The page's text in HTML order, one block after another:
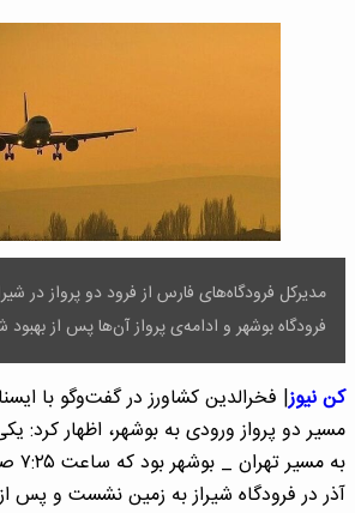
مدیرکل فرودگاه‌های فارس از فرود دو پرواز در
فرودگاه بوشهر و ادامه‌ی پرواز آن‌ها پس از
کن نیوز| فخرالدین کشاورز در گفت‌وگو با
مسیر دو پرواز ورودی به بوشهر، اظهار کرد:
آذر در فرودگاه شیراز به زمین نشست و پس